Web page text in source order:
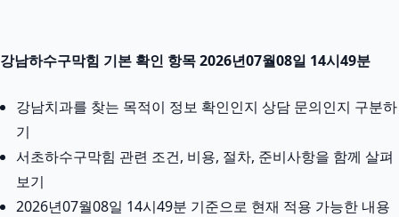
강남하수구막힘 기본 확인 항목 2026년07월08일 14시49분
강남치과를 찾는 목적이 정보 확인인지 상담 문의인지 구분하
기
서초하수구막힘 관련 조건, 비용, 절차, 준비사항을 함께 살펴
보기
2026년07월08일 14시49분 기준으로 현재 적용 가능한 내용